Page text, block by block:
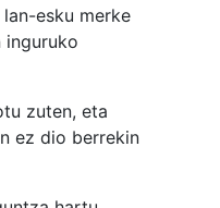
esku merke
inguruko
zuten, eta
ez dio berrekin